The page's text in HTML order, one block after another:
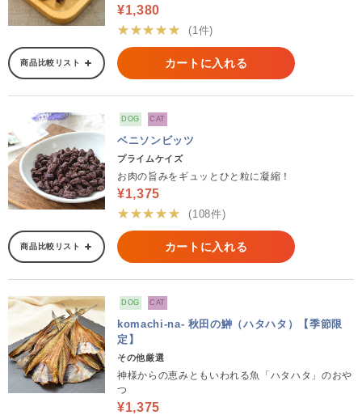
¥1,380
★★★★★
(1件)
商品比較リスト カートに入れる
DOG CAT
ベニソンビッツ
プライムケイズ
お肉の旨みをギュッとひと粒に凝縮！
¥1,375
★★★★★
(108件)
商品比較リスト カートに入れる
DOG CAT
komachi-na- 秋田の鰰（ハタハタ）【季節限
定】
その他厳選
神様からの恵みともいわれる魚「ハタハタ」のおや
つ
¥1,375